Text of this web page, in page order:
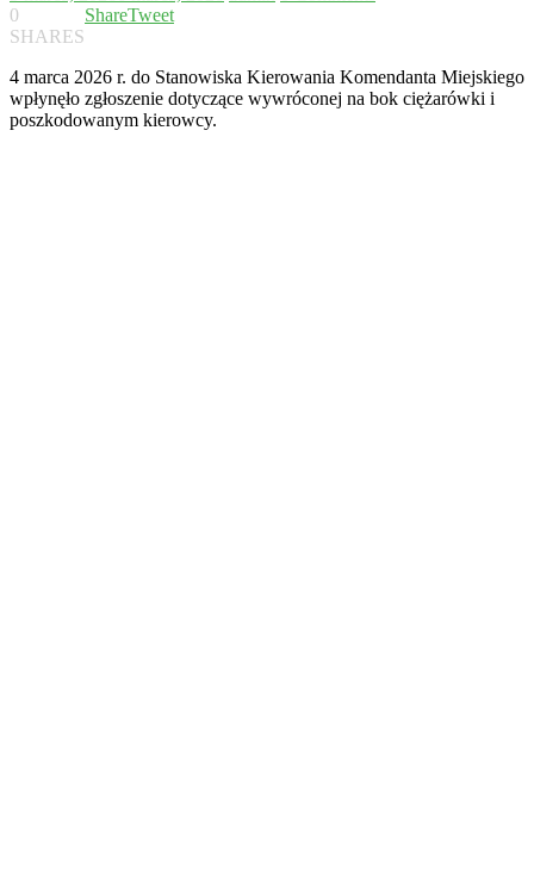
0
SHARES
ShareTweet
4 marca 2026 r. do Stanowiska Kierowania Komendanta Miejskiego
wpłynęło zgłoszenie dotyczące wywróconej na bok ciężarówki i
poszkodowanym kierowcy.